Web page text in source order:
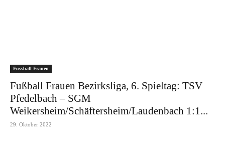
Fussball Frauen
Fußball Frauen Bezirksliga, 6. Spieltag: TSV
Pfedelbach – SGM
Weikersheim/Schäftersheim/Laudenbach 1:1...
29. Oktober 2022